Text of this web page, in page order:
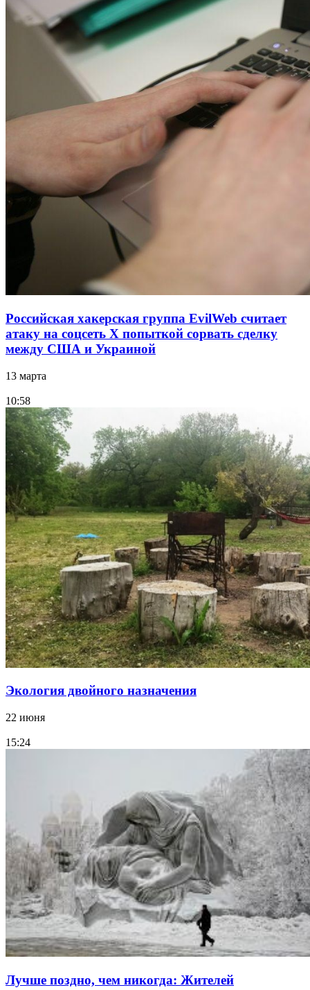
Российская хакерская группа EvilWeb считает
атаку на соцсеть Х попыткой сорвать сделку
между США и Украиной
13 марта
10:58
Экология двойного назначения
22 июня
15:24
Лучше поздно, чем никогда: Жителей